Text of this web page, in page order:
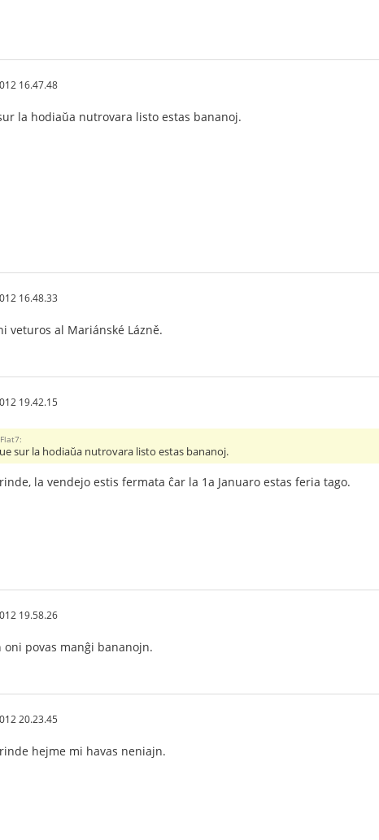
16.47.48
la hodiaŭa nutrovara listo estas bananoj.
16.48.33
veturos al Mariánské Lázně.
19.42.15
sur la hodiaŭa nutrovara listo estas bananoj.
la vendejo estis fermata ĉar la 1a Januaro estas feria tago.
19.58.26
oni povas manĝi bananojn.
20.23.45
hejme mi havas neniajn.